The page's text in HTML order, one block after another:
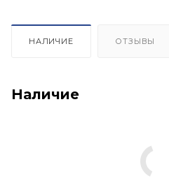
НАЛИЧИЕ ОТЗЫВЫ
Наличие